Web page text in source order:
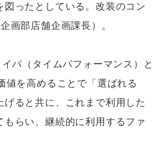
ったとしている。改装のコン
画部店舗企画課長）。
パ（タイムパフォーマンス）と
値を高めることで「選ばれる
ると共に、これまで利用した
らい、継続的に利用するファ